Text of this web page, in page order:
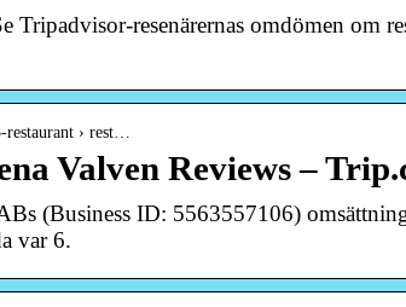
Tripadvisor-resenärernas omdömen om
› rest…
Valven Reviews –
(Business ID: 5563557106)
var 6.